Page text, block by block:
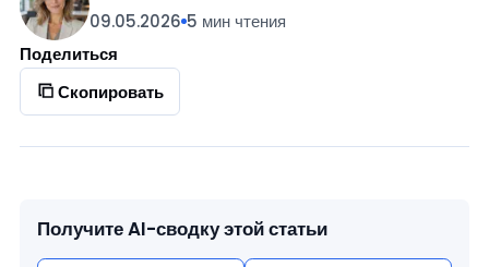
09.05.2026 5 мин чтения
Поделиться
Скопировать
Получите AI-сводку этой статьи